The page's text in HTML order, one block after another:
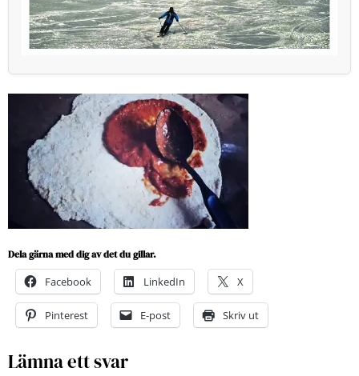
Dela gärna med dig av det du gillar.
Facebook LinkedIn X
Pinterest E-post Skriv ut
Lämna ett svar